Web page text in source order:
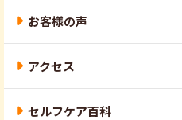
お客様の声
アクセス
セルフケア百科